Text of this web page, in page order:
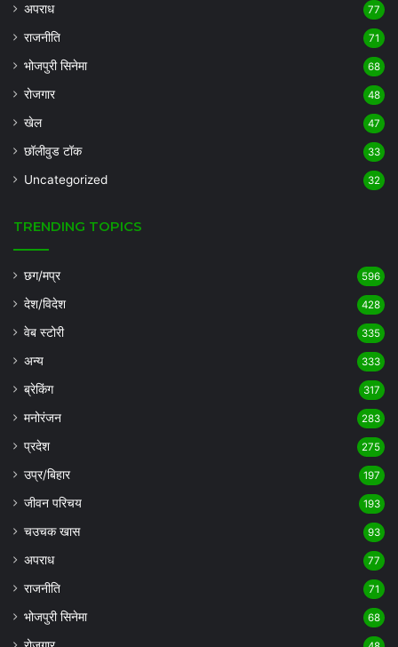
अपराध 77
राजनीति 71
भोजपुरी सिनेमा 68
रोजगार 48
खेल 47
छॉलीवुड टॉक 33
Uncategorized 32
TRENDING TOPICS
छग/मप्र 596
देश/विदेश 428
वेब स्टोरी 335
अन्य 333
ब्रेकिंग 317
मनोरंजन 283
प्रदेश 275
उप्र/बिहार 197
जीवन परिचय 193
चउचक खास 93
अपराध 77
राजनीति 71
भोजपुरी सिनेमा 68